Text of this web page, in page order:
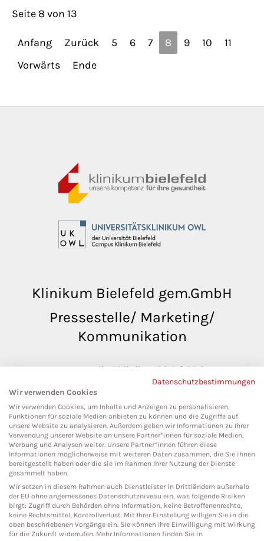
Seite 8 von 13
Anfang Zurück 5 6 7 8 9 10
11
Vorwärts
Ende
Klinikum Bielefeld gem.GmbH
Pressestelle/ Marketing/
Kommunikation
pressestelle@klinikumbielefeld.de
Teutoburger Str. 50
33604 Bielefeld
Social Media
Datenschutzbestimmungen
Wir verwenden Cookies
Wir verwenden Cookies, um Inhalte und Anzeigen zu personalisieren,
Funktionen für soziale Medien anbieten zu können und die Zugriffe auf
unsere Website zu analysieren. Außerdem geben wir Informationen zu Ihrer
Verwendung unserer Website an unsere Partner*innen für soziale Medien,
Werbung und Analysen weiter. Unsere Partner*innen führen diese
Informationen möglicherweise mit weiteren Daten zusammen, die Sie ihnen
bereitgestellt haben oder die sie im Rahmen Ihrer Nutzung der Dienste
gesammelt haben.
Wir setzen in diesem Rahmen auch Dienstleister in Drittländern außerhalb
der EU ohne angemessenes Datenschutzniveau ein, was folgende Risiken
birgt: Zugriff durch Behörden ohne Information, keine Betroffenenrechte,
keine Rechtsmittel, Kontrollverlust. Mit Ihrer Einstellung willigen Sie in die
oben beschriebenen Vorgänge ein. Sie können Ihre Einwilligung mit Wirkung
für die Zukunft widerrufen. Mehr Informationen finden Sie in